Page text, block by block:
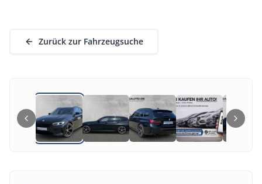
Zurück zur Fahrzeugsuche